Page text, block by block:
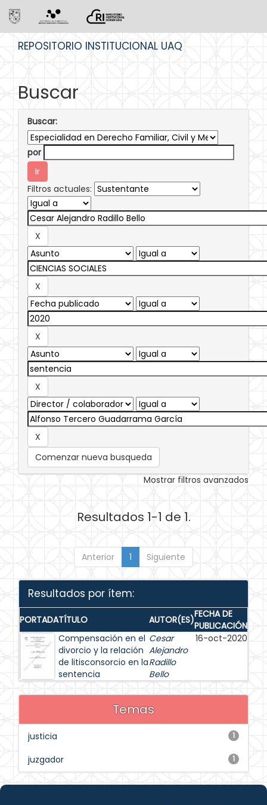
REPOSITORIO INSTITUCIONAL UAQ
Buscar
Buscar:
por
Filtros actuales:
Comenzar nueva busqueda
Mostrar filtros avanzados
Resultados 1-1 de 1.
Anterior 1 Siguiente
Resultados por ítem:
PORTADATÍTULO AUTOR(ES)FECHA DE
PUBLICACIÓN
Compensación en el
divorcio y la relación
de litisconsorcio en la
sentencia
Cesar
Alejandro
Radillo
Bello
16-oct-2020
Temas
1
justicia
1
juzgador